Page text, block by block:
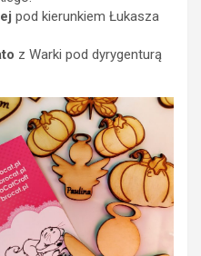
pod kierunkiem Łukasza
z Warki pod dyrygenturą